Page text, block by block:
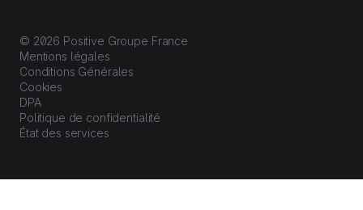
© 2026 Positive Groupe France
Mentions légales
Conditions Générales
Cookies
DPA
Politique de confidentialité
État des services